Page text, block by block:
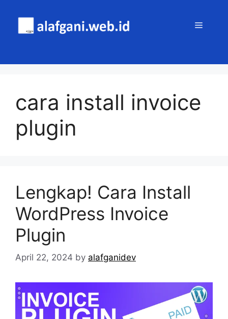
content
MENU
cara install invoice
plugin
Lengkap! Cara Install
WordPress Invoice
Plugin
April 22, 2024 by alafganidev